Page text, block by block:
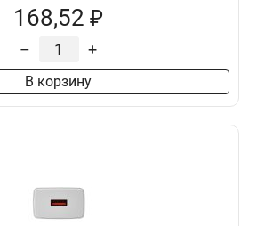
168,52 ₽
– +
В корзину